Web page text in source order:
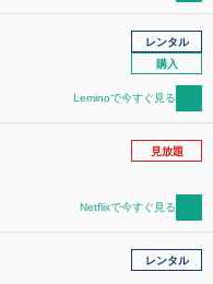
レンタル
購入
Leminoで今すぐ見る
見放題
Netflixで今すぐ見る
レンタル